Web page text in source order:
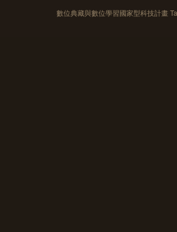
數位典藏與數位學習國家型科技計畫